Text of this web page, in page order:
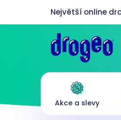
obsah
Akce a slevy